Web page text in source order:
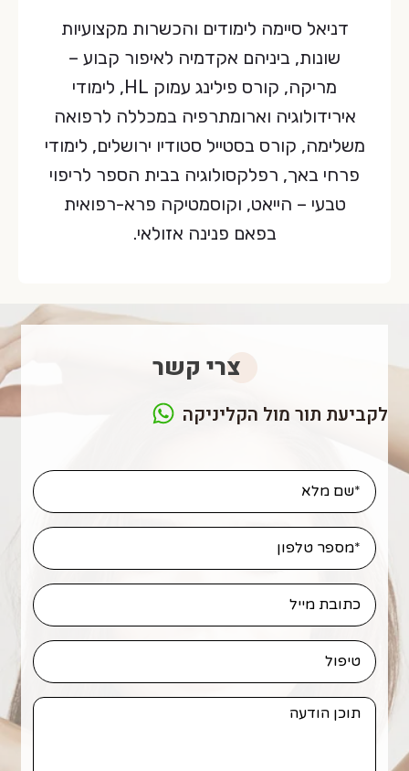
דניאל סיימה לימודים והכשרות מקצועיות
שונות, ביניהם אקדמיה לאיפור קבוע –
מריקה, קורס פילינג עמוק HL, לימודי
אירידולוגיה וארומתרפיה במכללה לרפואה
משלימה, קורס בסטייל סטודיו ירושלים, לימודי
פרחי באך, רפלקסולוגיה בבית הספר לריפוי
טבעי – הייאט, וקוסמטיקה פרא-רפואית
בפאם פנינה אזולאי.
צרי קשר
לקביעת תור מול הקליניקה